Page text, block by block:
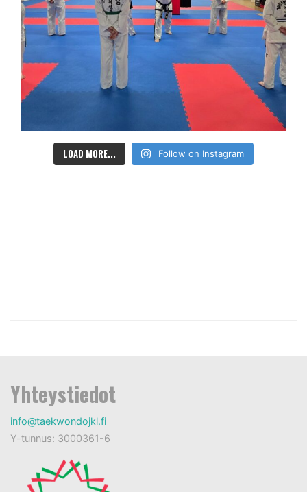
LOAD MORE... Follow on Instagram
Yhteystiedot
info@taekwondojkl.fi
Y-tunnus: 3000361-6